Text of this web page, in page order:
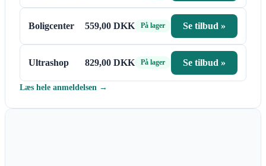
Boligcenter 559,00 DKK På lager Se tilbud »
Ultrashop 829,00 DKK På lager Se tilbud »
Læs hele anmeldelsen →